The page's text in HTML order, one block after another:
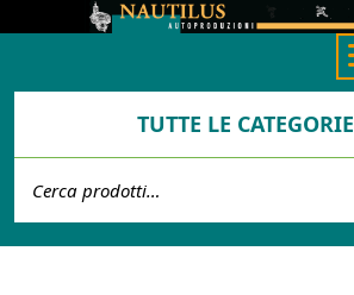
TUTTE LE CATEGORIE
Cart